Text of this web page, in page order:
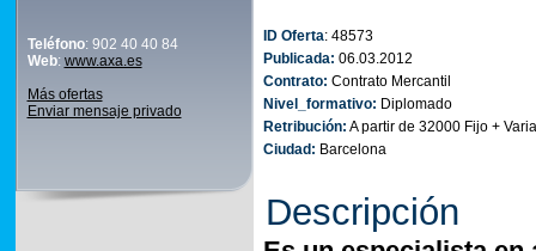
Teléfono: 902 40 40 84
Web: www.axa.es
Más ofertas
Enviar mensaje privado
ID Oferta: 48573
Publicada: 06.03.2012
Contrato: Contrato Mercantil
Nivel_formativo: Diplomado
Retribución: A partir de 32000 Fijo +
Ciudad: Barcelona
Descripción